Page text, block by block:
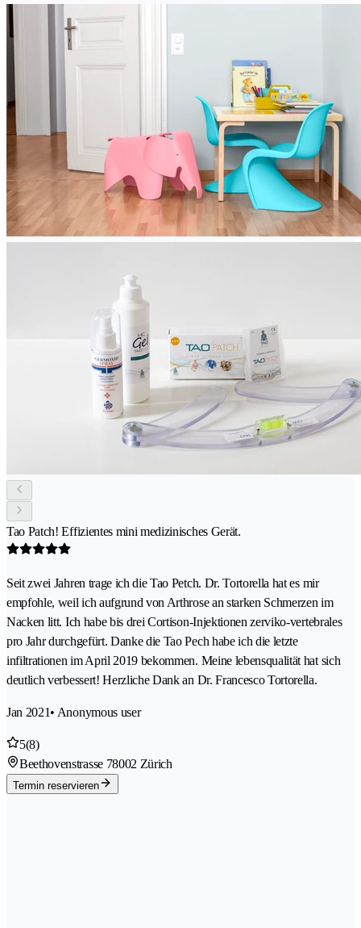
Tao Patch! Effizientes mini medizinisches Gerät.
Seit zwei Jahren trage ich die Tao Petch. Dr. Tortorella hat es mir
empfohle, weil ich aufgrund von Arthrose an starken Schmerzen im
Nacken litt. Ich habe bis drei Cortison-Injektionen zerviko-vertebrales
pro Jahr durchgefürt. Danke die Tao Pech habe ich die letzte
infiltrationen im April 2019 bekommen. Meine lebensqualität hat sich
deutlich verbessert! Herzliche Dank an Dr. Francesco Tortorella.
Jan 2021• Anonymous user
5(8)
Beethovenstrasse 78002 Zürich
Termin reservieren